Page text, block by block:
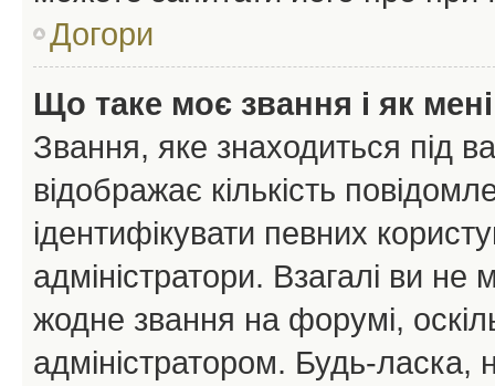
Догори
Що таке моє звання і як
Звання, яке знаходиться під
відображає кількість
ідентифікувати певних
адміністратори. Взагалі ви
жодне звання на форумі,
адміністратором. Будь-